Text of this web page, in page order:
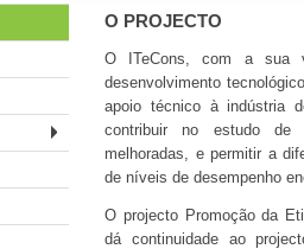
O PROJECTO
O ITeCons, com a sua
desenvolvimento
apoio técnico à indústria
contribuir no estudo de
melhoradas, e permitir a
de níveis de desempenho
O projecto Promoção da
dá continuidade ao